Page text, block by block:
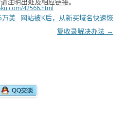
42566.html
万美 网站被K后，从新买域名快速恢
复收录解决办法 →